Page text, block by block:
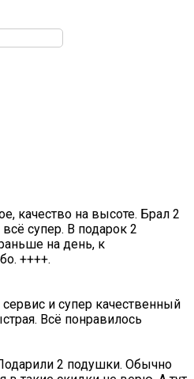
качество на высоте. Брал 2
супер. В подарок 2
на день, к
++++.
и супер качественный
Всё понравилось
2 подушки. Обычно